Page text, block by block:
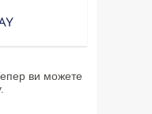
ви можете